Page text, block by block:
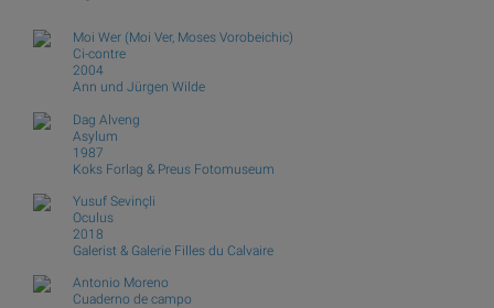
Moi Wer (Moi Ver, Moses Vorobeichic)
Ci-contre
2004
Ann und Jürgen Wilde
Dag Alveng
Asylum
1987
Koks Forlag & Preus Fotomuseum
Yusuf Sevinçli
Oculus
2018
Galerist & Galerie Filles du Calvaire
Antonio Moreno
Cuaderno de campo